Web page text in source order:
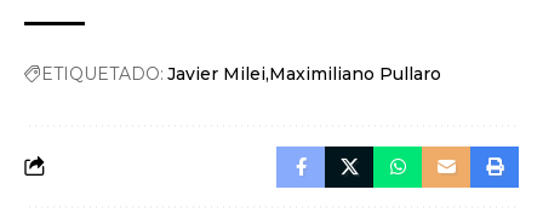
ETIQUETADO: Javier Milei Maximiliano Pullaro